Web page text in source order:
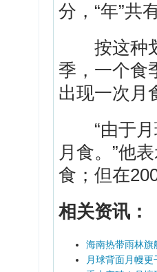
分，“年”共
按这种划
季，一个食
出现一次月
“由于月
月食。”他
食；但在
相关资讯：
海南热带雨林旗
月球背面月幔